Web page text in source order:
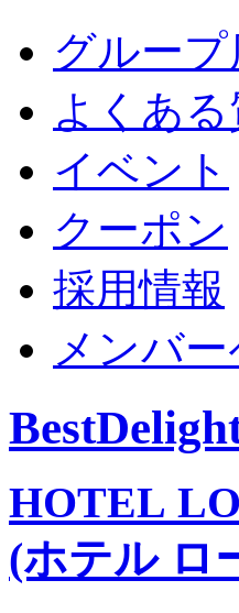
グループ
よくある
イベント
クーポン
採用情報
メンバ
HOTEL
(ホテル ロ